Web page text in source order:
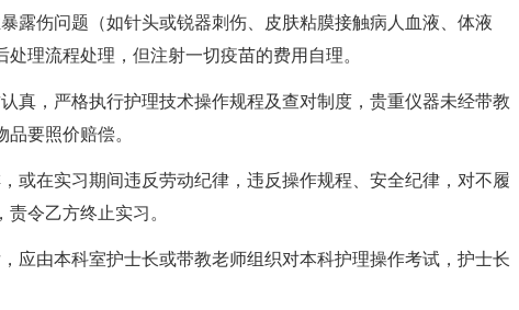
露伤问题（如针头或锐器刺伤、皮肤粘膜接触病人血液、体液
理流程处理，但注射一切疫苗的费用自理。
真，严格执行护理技术操作规程及查对制度，贵重仪器未经带教
要照价赔偿。
或在实习期间违反劳动纪律，违反操作规程、安全纪律，对不履
令乙方终止实习。
应由本科室护士长或带教老师组织对本科护理操作考试，护士长